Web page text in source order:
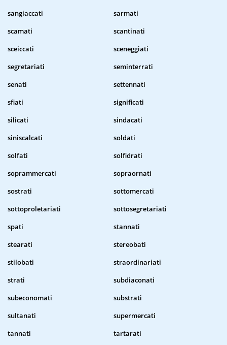
sangiaccati
sarmati
scamati
scantinati
sceiccati
sceneggiati
segretariati
seminterrati
senati
settennati
sfiati
significati
silicati
sindacati
siniscalcati
soldati
solfati
solfidrati
soprammercati
sopraornati
sostrati
sottomercati
sottoproletariati
sottosegretariati
spati
stannati
stearati
stereobati
stilobati
straordinariati
strati
subdiaconati
subeconomati
substrati
sultanati
supermercati
tannati
tartarati